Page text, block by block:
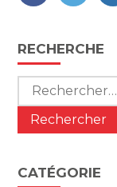
FaceBook
Blog
sidebar
RECHERCHE
Rechercher :
CATÉGORIE